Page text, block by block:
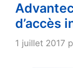
d’accès
1 juillet 2017